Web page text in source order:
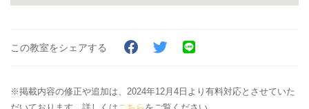
この教室をシェアする
※掲載内容の修正や追加は、2024年12月4日より有料対応とさせていた